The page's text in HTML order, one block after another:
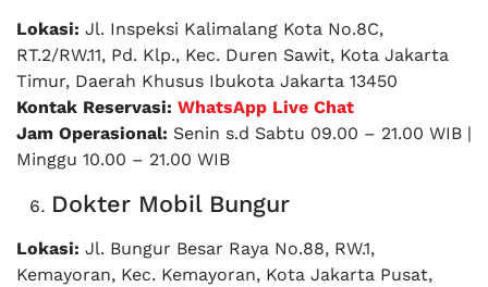
Lokasi: Jl. Inspeksi Kalimalang Kota No.8C,
RT.2/RW.11, Pd. Klp., Kec. Duren Sawit, Kota Jakarta
Timur, Daerah Khusus Ibukota Jakarta 13450
Kontak Reservasi: WhatsApp Live Chat
Jam Operasional: Senin s.d Sabtu 09.00 – 21.00 WIB |
Minggu 10.00 – 21.00 WIB
Dokter Mobil Bungur
Lokasi: Jl. Bungur Besar Raya No.88, RW.1,
Kemayoran, Kec. Kemayoran, Kota Jakarta Pusat,